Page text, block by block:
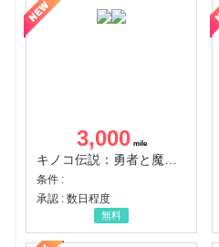
3,000
キノコ伝説：勇者と魔法のランプ
条件 :
承認 : 数日程度
無料